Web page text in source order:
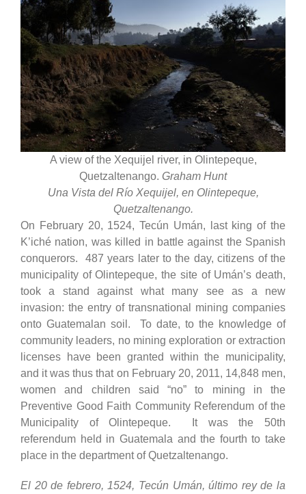
A view of the Xequijel river, in Olintepeque,
Quetzaltenango. Graham Hunt
Una Vista del Río Xequijel, en Olintepeque,
Quetzaltenango.
On February 20, 1524, Tecún Umán, last king of the
K’iché nation, was killed in battle against the Spanish
conquerors. 487 years later to the day, citizens of the
municipality of Olintepeque, the site of Umán’s death,
took a stand against what many see as a new
invasion: the entry of transnational mining companies
onto Guatemalan soil. To date, to the knowledge of
community leaders, no mining exploration or extraction
licenses have been granted within the municipality,
and it was thus that on February 20, 2011, 14,848 men,
women and children said “no” to mining in the
Preventive Good Faith Community Referendum of the
Municipality of Olintepeque. It was the 50th
referendum held in Guatemala and the fourth to take
place in the department of Quetzaltenango.
El 20 de febrero, 1524, Tecún Umán, último rey de la